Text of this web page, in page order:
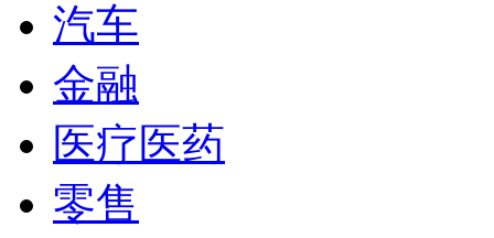
汽车
金融
医疗医药
零售